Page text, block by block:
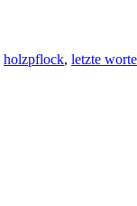
holzpflock, letzte worte